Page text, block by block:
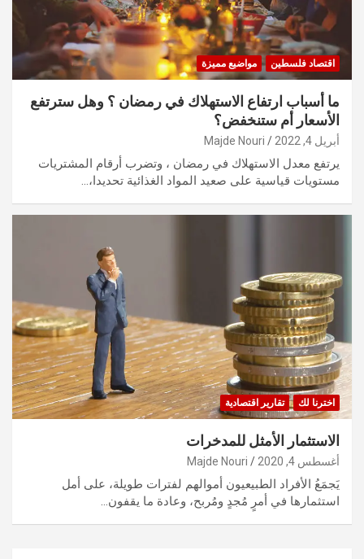
اقتصاد فلسطين مواضيع مميزة
ما أسباب ارتفاع الاستهلاك في رمضان ؟ وهل سترتفع
الأسعار أم ستنخفض؟
أبريل 4, 2022 Majde Nouri
يرتفع معدل الاستهلاك في رمضان ، وتضرب أرقام المشتريات
مستويات قياسية على صعيد المواد الغذائية تحديدا،…
اخترنا لك تقارير اقتصادية
الاستثمار الأمثل للمدخرات
أغسطس 4, 2020 Majde Nouri
يَجمَعُ الأفراد الطبيعيون أموالهم لفترات طويلة، على أمل
استثمارها في أمرٍ مُجدٍ ومُربح، وعادة ما يقفون…